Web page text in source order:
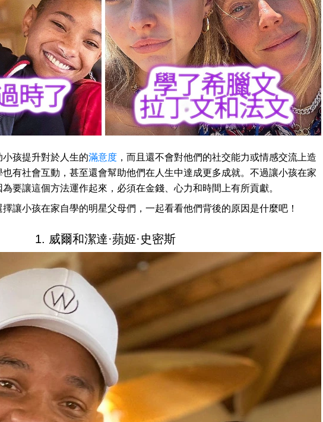
孩提升對於人生的滿意度 ，而且還不會對他們的社交能力或情感交流上造
有社會互動，甚至還會幫助他們在人生中達成更多成就。不過讓小孩在家
為要讓這個方法運作起來，必須在金錢、心力和時間上有所貢獻。
讓小孩在家自學的明星父母們，一起看看他們背後的原因是什麼吧！
1. 威爾和潔達·蘋姬·史密斯